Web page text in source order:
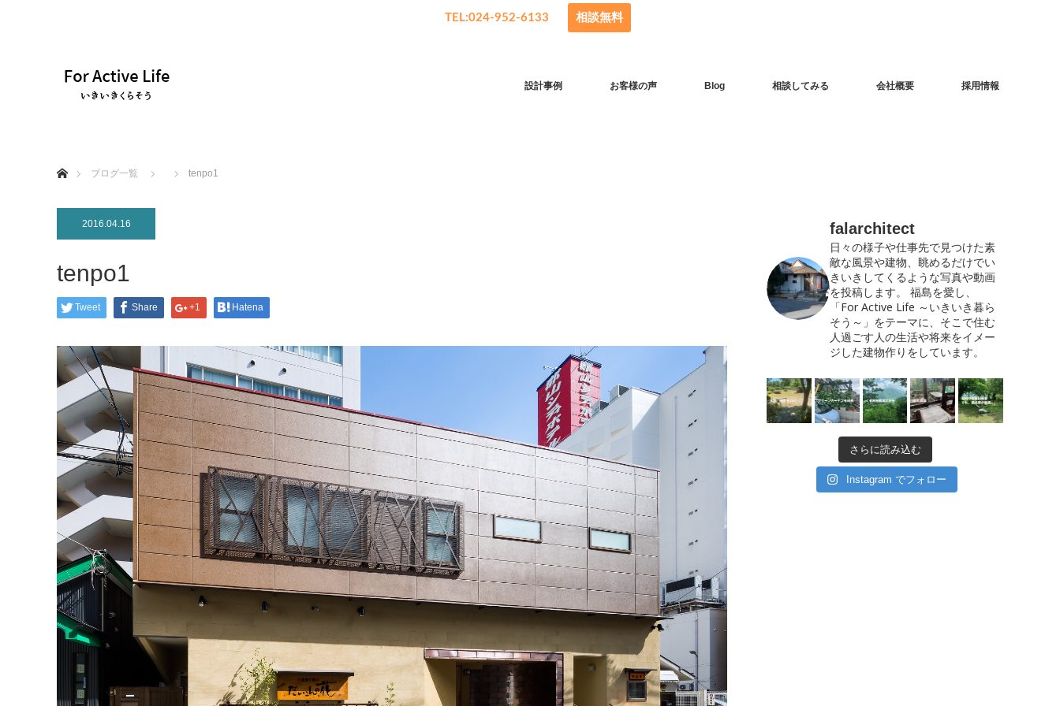
TEL:024-952-6133 相談無料
設計事例 お客様の声 Blog 相談してみる 会社概要 採用情報
ブログ一覧
tenpo1
2016.04.16
tenpo1
Tweet Share +1 Hatena
falarchitect
日々の様子や仕事先で見つけた素
敵な風景や建物、眺めるだけでい
きいきしてくるような写真や動画
を投稿します。
福島を愛し、
「For Active Life ～いきいき暮ら
そう～」をテーマに、そこで住む
人過ごす人の生活や将来をイメー
ジした建物作りをしています。
さらに読み込む
Instagram でフォロー